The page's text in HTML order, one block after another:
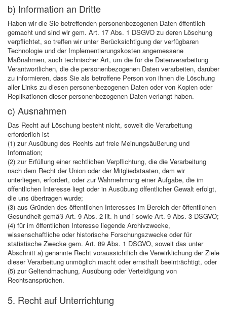
b) Information an Dritte
Haben wir die Sie betreffenden personenbezogenen Daten öffentlich
gemacht und sind wir gem. Art. 17 Abs. 1 DSGVO zu deren Löschung
verpflichtet, so treffen wir unter Berücksichtigung der verfügbaren
Technologie und der Implementierungskosten angemessene
Maßnahmen, auch technischer Art, um die für die Datenverarbeitung
Verantwortlichen, die die personenbezogenen Daten verarbeiten, darüber
zu informieren, dass Sie als betroffene Person von ihnen die Löschung
aller Links zu diesen personenbezogenen Daten oder von Kopien oder
Replikationen dieser personenbezogenen Daten verlangt haben.
c) Ausnahmen
Das Recht auf Löschung besteht nicht, soweit die Verarbeitung
erforderlich ist
(1) zur Ausübung des Rechts auf freie Meinungsäußerung und
Information;
(2) zur Erfüllung einer rechtlichen Verpflichtung, die die Verarbeitung
nach dem Recht der Union oder der Mitgliedstaaten, dem wir
unterliegen, erfordert, oder zur Wahrnehmung einer Aufgabe, die im
öffentlichen Interesse liegt oder in Ausübung öffentlicher Gewalt erfolgt,
die uns übertragen wurde;
(3) aus Gründen des öffentlichen Interesses im Bereich der öffentlichen
Gesundheit gemäß Art. 9 Abs. 2 lit. h und i sowie Art. 9 Abs. 3 DSGVO;
(4) für im öffentlichen Interesse liegende Archivzwecke,
wissenschaftliche oder historische Forschungszwecke oder für
statistische Zwecke gem. Art. 89 Abs. 1 DSGVO, soweit das unter
Abschnitt a) genannte Recht voraussichtlich die Verwirklichung der Ziele
dieser Verarbeitung unmöglich macht oder ernsthaft beeinträchtigt, oder
(5) zur Geltendmachung, Ausübung oder Verteidigung von
Rechtsansprüchen.
5. Recht auf Unterrichtung